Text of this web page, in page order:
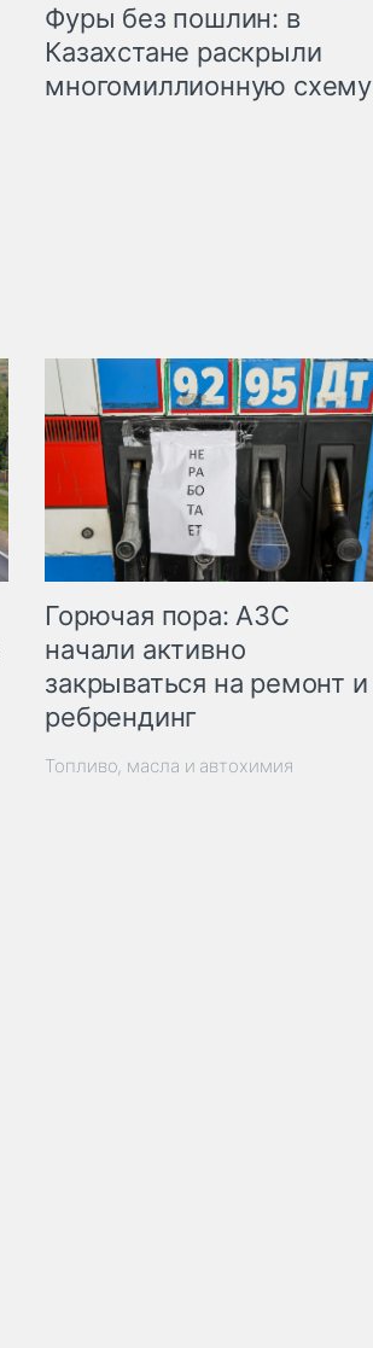
Фуры без пошлин: в
Казахстане раскрыли
многомиллионную схему
Горючая пора: АЗС
начали активно
закрываться на ремонт и
ребрендинг
Топливо, масла и автохимия